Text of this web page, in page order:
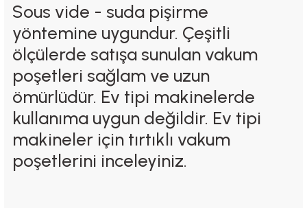
Sous vide - suda pişirme
yöntemine uygundur. Çeşitli
ölçülerde satışa sunulan vakum
poşetleri sağlam ve uzun
ömürlüdür. Ev tipi makinelerde
kullanıma uygun değildir. Ev tipi
makineler için tırtıklı vakum
poşetlerini inceleyiniz.